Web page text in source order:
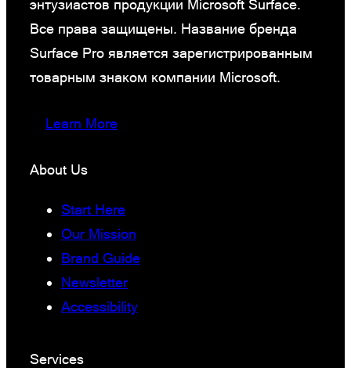
энтузиастов продукции Microsoft Surface.
Все права защищены. Название бренда
Surface Pro является зарегистрированным
товарным знаком компании Microsoft.
Learn More
About Us
Start Here
Our Mission
Brand Guide
Newsletter
Accessibility
Services